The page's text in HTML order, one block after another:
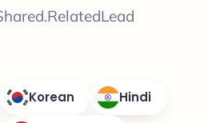
Korean Hindi